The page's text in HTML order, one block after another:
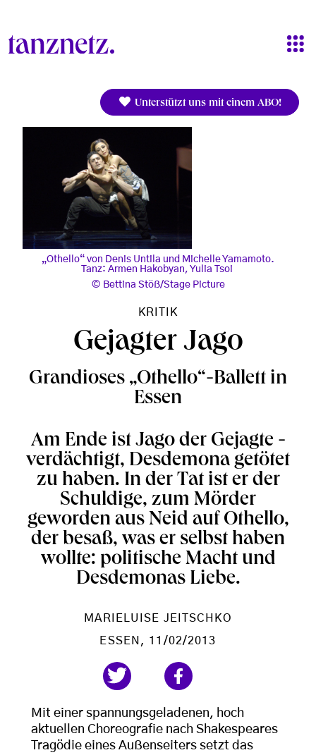
Unterstützt uns mit einem ABO!
„Othello“ von Denis Untila und Michelle Yamamoto.
Tanz: Armen Hakobyan, Yulia Tsoi
Bettina Stöß/Stage Picture
KRITIK
Gejagter Jago
Grandioses „Othello“-Ballett in
Essen
Am Ende ist Jago der Gejagte -
verdächtigt, Desdemona getötet
zu haben. In der Tat ist er der
Schuldige, zum Mörder
geworden aus Neid auf Othello,
der besaß, was er selbst haben
wollte: politische Macht und
Desdemonas Liebe.
MARIELUISE JEITSCHKO
ESSEN , 11/02/2013
Mit einer spannungsgeladenen, hoch
aktuellen Choreografie nach Shakespeares
Tragödie eines Außenseiters setzt das